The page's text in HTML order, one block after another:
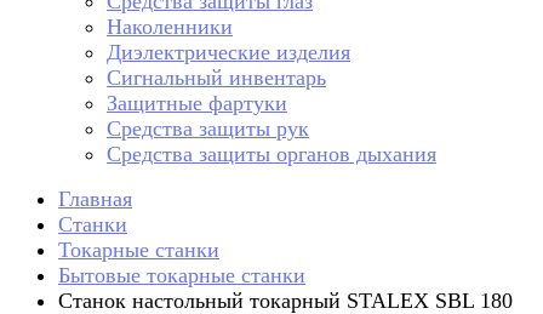
Наколенники
Диэлектрические изделия
Сигнальный инвентарь
Защитные фартуки
Средства защиты рук
Средства защиты органов дыхания
Главная
Станки
Токарные станки
Бытовые токарные станки
Станок настольный токарный STALEX SBL 180